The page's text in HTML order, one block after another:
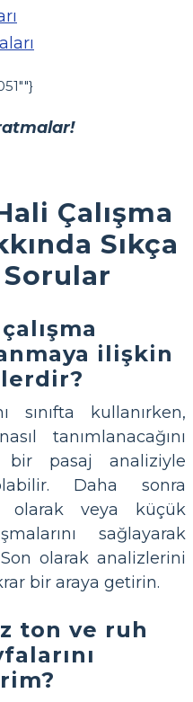
Çalışma
Sıkça
ilişkin
sınıfta kullanırken,
tanımlanacağını
bir pasaj analiziyle
Daha sonra
olarak veya küçük
sağlayarak
olarak analizlerini
bir araya getirin.
ton ve ruh